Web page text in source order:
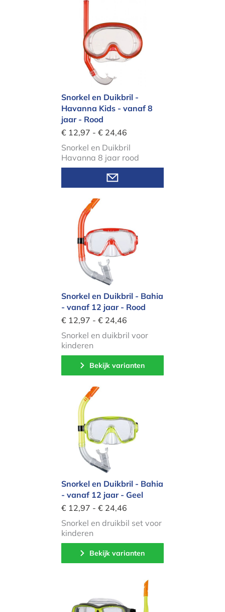
Snorkel en Duikbril - Havanna Kids
Snorkel en Duikbril -
Havanna Kids - vanaf 8
jaar - Rood
€ 12,97 - € 24,46
Snorkel en Duikbril
Havanna 8 jaar rood
Bekijk varianten
Snorkel en Duikbril - Bahia - vanaf
Snorkel en Duikbril - Bahia
- vanaf 12 jaar - Rood
€ 12,97 - € 24,46
Snorkel en duikbril voor
kinderen
Bekijk varianten
Snorkel en Duikbril - Bahia - vanaf
Snorkel en Duikbril - Bahia
- vanaf 12 jaar - Geel
€ 12,97 - € 24,46
Snorkel en druikbil set voor
kinderen
Bekijk varianten
Snorkel en Duikbril - volwassenen -